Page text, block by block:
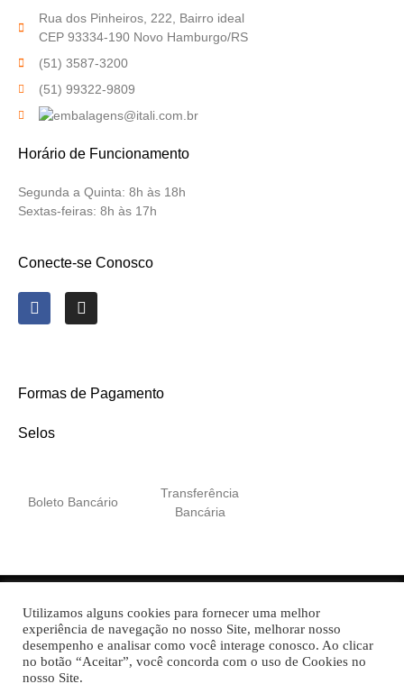
Rua dos Pinheiros, 222, Bairro ideal
CEP 93334-190 Novo Hamburgo/RS
(51) 3587-3200
(51) 99322-9809
Horário de Funcionamento
Segunda a Quinta: 8h às 18h
Sextas-feiras: 8h às 17h
Conecte-se Conosco
Formas de Pagamento
Selos
Boleto Bancário
Transferência
Bancária
Itali Embalagens Plásticas © 2022 Todos os direitos
reservados
Utilizamos alguns cookies para fornecer uma melhor
experiência de navegação no nosso Site, melhorar nosso
desempenho e analisar como você interage conosco. Ao clicar
no botão “Aceitar”, você concorda com o uso de Cookies no
nosso Site.